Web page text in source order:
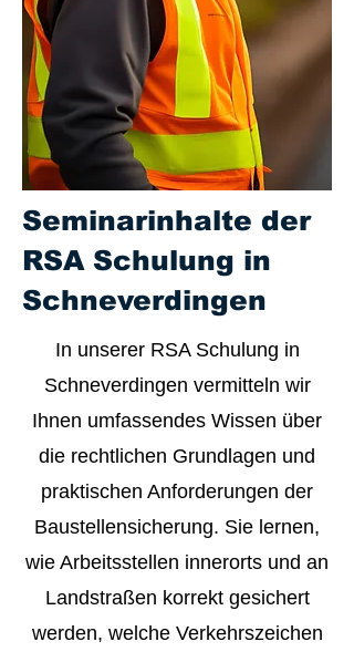
Seminarinhalte der
RSA Schulung in
Schneverdingen
In unserer RSA Schulung in
Schneverdingen vermitteln wir
Ihnen umfassendes Wissen über
die rechtlichen Grundlagen und
praktischen Anforderungen der
Baustellensicherung. Sie lernen,
wie Arbeitsstellen innerorts und an
Landstraßen korrekt gesichert
werden, welche Verkehrszeichen